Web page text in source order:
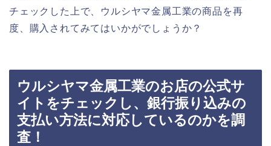
チェックした上で、ウルシヤマ金属工業の商品を再
度、購入されてみてはいかがでしょうか？
ウルシヤマ金属工業のお店の公式サ
イトをチェックし、銀行振り込みの
支払い方法に対応しているのかを調
査！